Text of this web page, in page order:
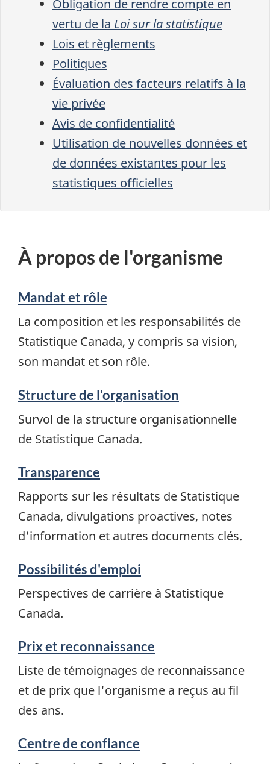
Obligation de rendre compte en
vertu de la Loi sur la statistique
Lois et règlements
Politiques
Évaluation des facteurs relatifs à la
vie privée
Avis de confidentialité
Utilisation de nouvelles données et
de données existantes pour les
statistiques officielles
À propos de l'organisme
Mandat et rôle
La composition et les responsabilités de
Statistique Canada, y compris sa vision,
son mandat et son rôle.
Structure de l'organisation
Survol de la structure organisationnelle
de Statistique Canada.
Transparence
Rapports sur les résultats de Statistique
Canada, divulgations proactives, notes
d'information et autres documents clés.
Possibilités d'emploi
Perspectives de carrière à Statistique
Canada.
Prix et reconnaissance
Liste de témoignages de reconnaissance
et de prix que l'organisme a reçus au fil
des ans.
Centre de confiance